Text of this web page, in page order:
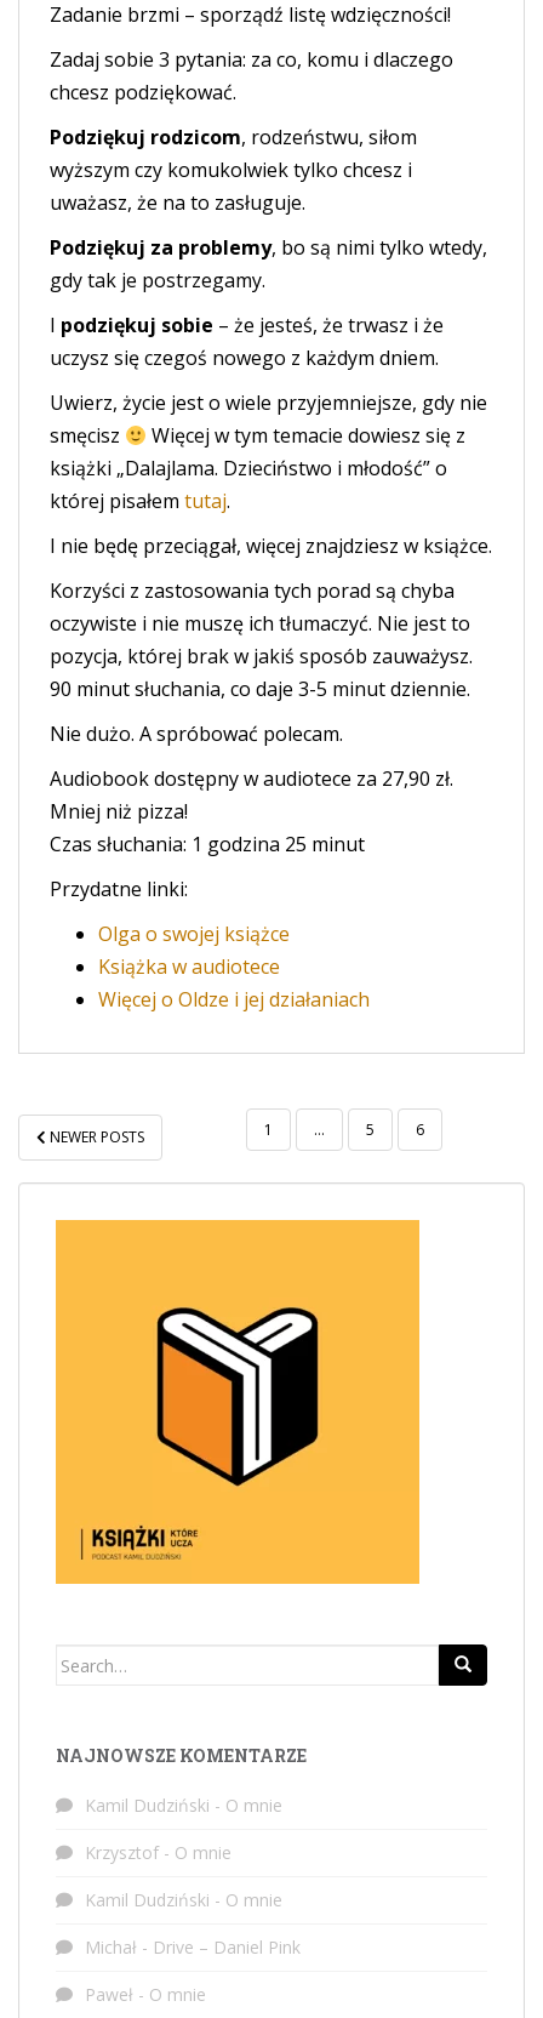
Zadanie brzmi – sporządź listę wdzięczności!
Zadaj sobie 3 pytania: za co, komu i dlaczego
chcesz podziękować.
Podziękuj rodzicom, rodzeństwu, siłom
wyższym czy komukolwiek tylko chcesz i
uważasz, że na to zasługuje.
Podziękuj za problemy, bo są nimi tylko wtedy,
gdy tak je postrzegamy.
I podziękuj sobie – że jesteś, że trwasz i że
uczysz się czegoś nowego z każdym dniem.
Uwierz, życie jest o wiele przyjemniejsze, gdy nie
smęcisz
Więcej w tym temacie dowiesz się z
książki „Dalajlama. Dzieciństwo i młodość” o
której pisałem tutaj.
I nie będę przeciągał, więcej znajdziesz w książce.
Korzyści z zastosowania tych porad są chyba
oczywiste i nie muszę ich tłumaczyć. Nie jest to
pozycja, której brak w jakiś sposób zauważysz.
90 minut słuchania, co daje 3-5 minut dziennie.
Nie dużo. A spróbować polecam.
Audiobook dostępny w audiotece za 27,90 zł.
Mniej niż pizza!
Czas słuchania: 1 godzina 25 minut
Przydatne linki:
Olga o swojej książce
Książka w audiotece
Więcej o Oldze i jej działaniach
STRONICOWANIE
WPISÓW
NEWER POSTS 1 … 5 6
Search
NAJNOWSZE KOMENTARZE
Kamil Dudziński - O mnie
Krzysztof- O mnie
Kamil Dudziński - O mnie
Michał - Drive – Daniel Pink
Paweł - O mnie